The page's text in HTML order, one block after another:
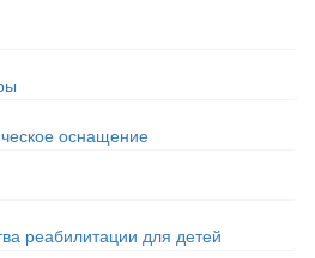
оснащение
реабилитации для детей